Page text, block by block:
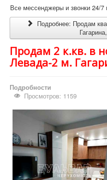
Все мессенджеры и звонки 24/
Подробнее: Продам
Продам 2 к.кв. в
Левада-2 м.
Подробности
Просмотров: 1159